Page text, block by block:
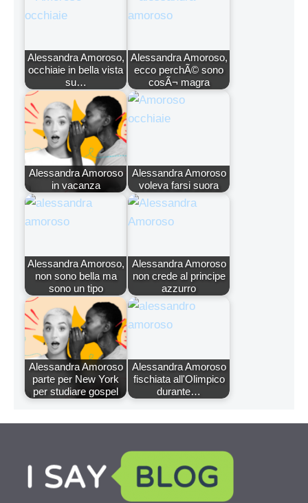
Alessandra Amoroso,
occhiaie in bella vista
su…
Alessandra Amoroso,
ecco perchÃ© sono
cosÃ¬ magra
Alessandra Amoroso
in vacanza
Alessandra Amoroso
voleva farsi suora
Alessandra Amoroso,
non sono bella ma
sono un tipo
Alessandra Amoroso
non crede al principe
azzurro
Alessandra Amoroso
parte per New York
per studiare gospel
Alessandra Amoroso
fischiata all'Olimpico
durante…